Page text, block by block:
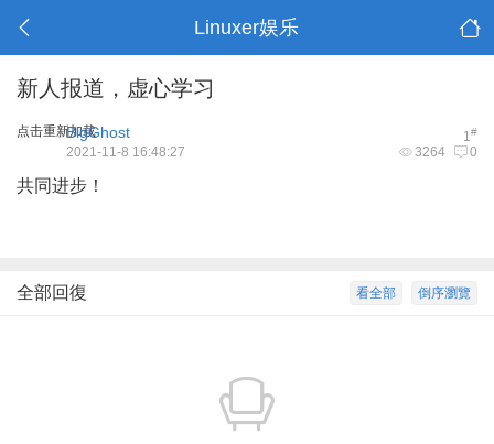
Linuxer娱乐
新人报道，虚心学习
点击重新加载 1#
BigGhost
3264 0
2021-11-8 16:48:27
共同进步！
倒序瀏覽
看全部
全部回復